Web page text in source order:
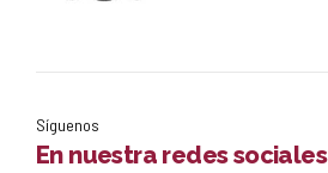
Síguenos
En nuestra redes sociales